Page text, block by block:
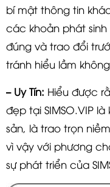
bí mật thông tin
các khoản phát sinh
đúng và trao đổi
tránh hiểu lầm
– Uy Tín: Hiểu được
đẹp tại SIMSO.VIP
sản, là trao trọn
vì vậy với phương
sự phát triển của